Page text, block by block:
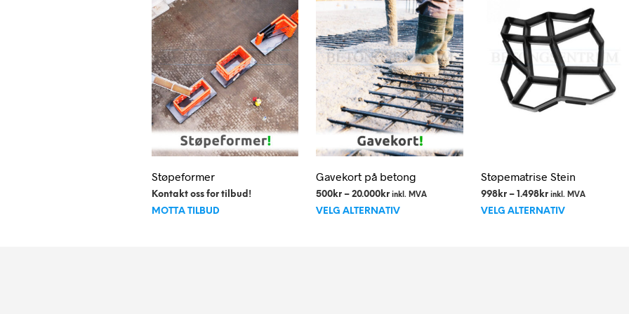
velges
produktsiden
velges
på
produktsiden
Støpeformer
Kontakt oss for tilbud!
MOTTA TILBUD
Gavekort på betong
500 kr – 20.000 krPrisområde:
500kr
inkl. MVA
VELG ALTERNATIVDette
Støpematrise Stein
998kr – 1.498krPrisområde:
998kr
inkl. MVA
VELG ALTERNATIVDette